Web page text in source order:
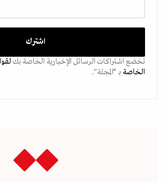
تخضع اشتراكات الرسائل الإخبارية الخاصة بك
الخاصة بـ “المجلة".